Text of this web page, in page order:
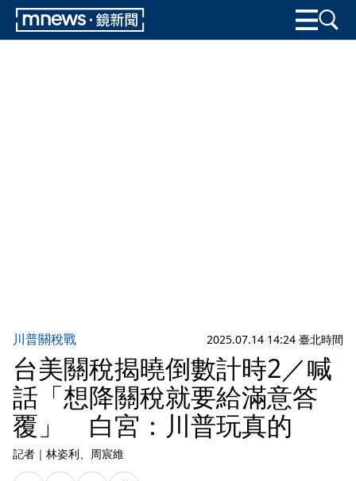
川普關稅戰 2025.07.14 14:24 臺北時間
台美關稅揭曉倒數計時2／喊
話「想降關稅就要給滿意答
覆」 白宮：川普玩真的
記者 ｜ 林姿利、周宸維